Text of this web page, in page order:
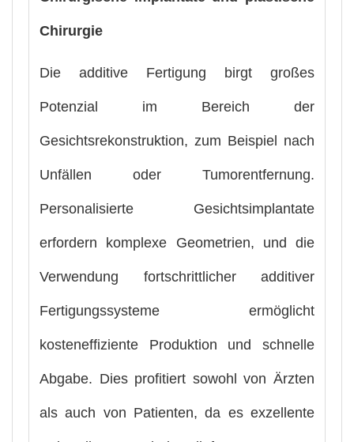
Chirurgie
Die additive Fertigung birgt großes
Potenzial im Bereich der
Gesichtsrekonstruktion, zum Beispiel nach
Unfällen oder Tumorentfernung.
Personalisierte Gesichtsimplantate
erfordern komplexe Geometrien, und die
Verwendung fortschrittlicher additiver
Fertigungssysteme ermöglicht
kosteneffiziente Produktion und schnelle
Abgabe. Dies profitiert sowohl von Ärzten
als auch von Patienten, da es exzellente